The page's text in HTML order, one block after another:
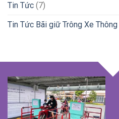
Tin Tức (7)
Tin Tức Bãi giữ Trông Xe